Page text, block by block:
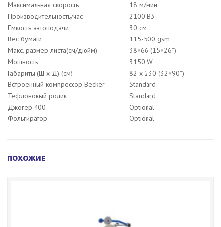
Максимальная скорость
18 м/мин
Производительность/час
2100 B3
Емкость автоподачи
30 см
Вес бумаги
115-500 gsm
Макс. размер листа(см/дюйм)
38×66 (15×26”)
Мощность
3150 W
Габариты (Ш x Д) (см)
82 x 230 (32×90”)
Встроенный компрессор Becker
Standard
Тефлоновый ролик
Standard
Джогер 400
Optional
Фольгиратор
Optional
ПОХОЖИЕ